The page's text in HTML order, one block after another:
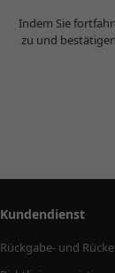
Indem Sie
zu und
Kundendienst
Rückgabe- und